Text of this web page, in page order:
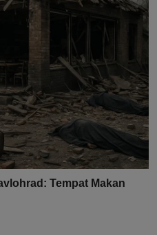
Tempat Makan